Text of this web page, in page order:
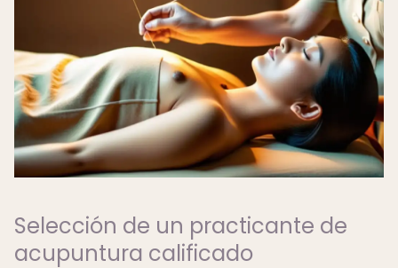
Selección de un practicante de
acupuntura calificado